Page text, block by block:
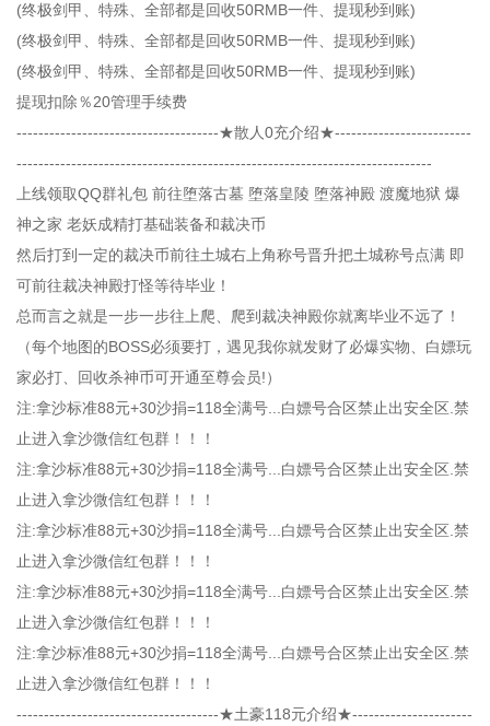
(终极剑甲、特殊、全部都是回收50RMB一件、提现秒到账)
(终极剑甲、特殊、全部都是回收50RMB一件、提现秒到账)
(终极剑甲、特殊、全部都是回收50RMB一件、提现秒到账)
提现扣除％20管理手续费
-------------------------------------★散人0充介绍★-------------------------
----------------------------------------------------------------------------
上线领取QQ群礼包 前往堕落古墓 堕落皇陵 堕落神殿 渡魔地狱 爆
神之家 老妖成精打基础装备和裁决币
然后打到一定的裁决币前往土城右上角称号晋升把土城称号点满 即
可前往裁决神殿打怪等待毕业！
总而言之就是一步一步往上爬、爬到裁决神殿你就离毕业不远了！
（每个地图的BOSS必须要打，遇见我你就发财了必爆实物、白嫖玩
家必打、回收杀神币可开通至尊会员!）
注:拿沙标准88元+30沙捐=118全满号...白嫖号合区禁止出安全区.禁
止进入拿沙微信红包群！！！
注:拿沙标准88元+30沙捐=118全满号...白嫖号合区禁止出安全区.禁
止进入拿沙微信红包群！！！
注:拿沙标准88元+30沙捐=118全满号...白嫖号合区禁止出安全区.禁
止进入拿沙微信红包群！！！
注:拿沙标准88元+30沙捐=118全满号...白嫖号合区禁止出安全区.禁
止进入拿沙微信红包群！！！
注:拿沙标准88元+30沙捐=118全满号...白嫖号合区禁止出安全区.禁
止进入拿沙微信红包群！！！
-------------------------------------★土豪118元介绍★----------------------